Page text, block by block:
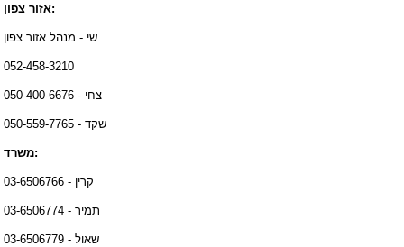
אזור צפון:
שי - מנהל אזור צפון
052-458-3210
צחי - 050-400-6676
שקד - 050-559-7765
משרד:
קרין - 03-6506766
תמיר - 03-6506774
שאול - 03-6506779